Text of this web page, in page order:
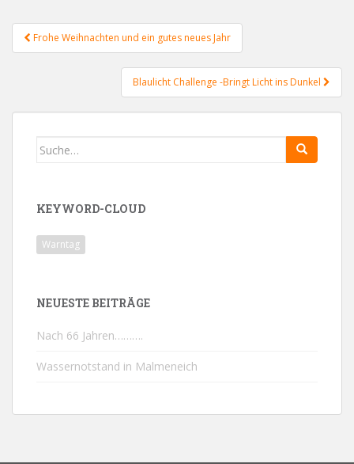
Beitragsnavigation
Frohe Weihnachten und ein gutes neues Jahr
Blaulicht Challenge -Bringt Licht ins Dunkel
Search
KEYWORD-CLOUD
Warntag
NEUESTE BEITRÄGE
Nach 66 Jahren……….
Wassernotstand in Malmeneich